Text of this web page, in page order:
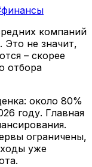
компаний
Это не значит,
– скорее
отбора
около 80%
году. Главная
ограничены,
уже